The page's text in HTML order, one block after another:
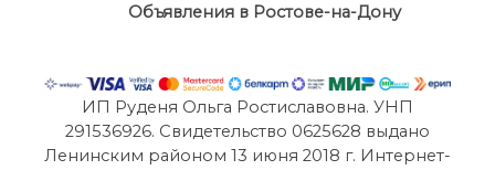
Объявления в Ростове-на-Дону
ИП Руденя Ольга Ростиславовна. УНП
291536926. Свидетельство 0625628 выдано
Ленинским районом 13 июня 2018 г. Интернет-